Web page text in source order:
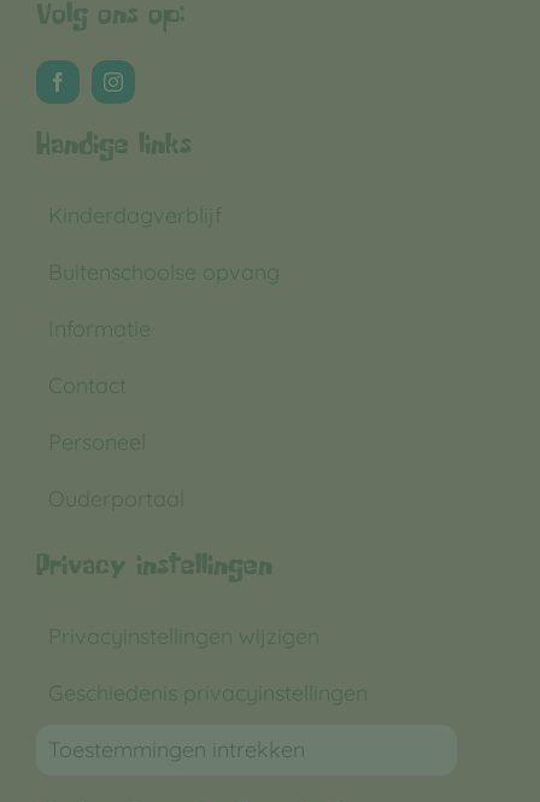
Volg ons op:
Handige links
Kinderdagverblijf
Buitenschoolse opvang
Informatie
Contact
Personeel
Ouderportaal
Privacy instellingen
Privacyinstellingen wijzigen
Geschiedenis privacyinstellingen
Toestemmingen intrekken